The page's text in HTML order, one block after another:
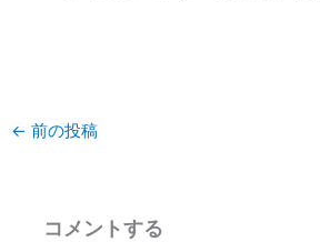
← 前の投稿
コメントする